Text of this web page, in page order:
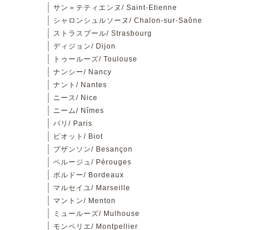
サン＝テティエンヌ/ Saint-Etienne
シャロンシュルソーヌ/ Chalon-sur-Saône
ストラスブール/ Strasbourg
ディジョン/ Dijon
トゥールーズ/ Toulouse
ナンシー/ Nancy
ナント/ Nantes
ニース/ Nice
ニーム/ Nîmes
パリ/ Paris
ビオット/ Biot
ブザンソン/ Besançon
ペルージュ/ Pérouges
ボルドー/ Bordeaux
マルセイユ/ Marseille
マントン/ Menton
ミュールーズ/ Mulhouse
モンペリエ/ Montpellier